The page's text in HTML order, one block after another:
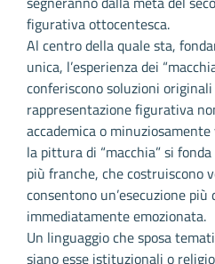
figurativa ottocentesca.
Al centro della quale sta,
unica, l’esperienza dei
conferiscono soluzioni originali
rappresentazione figurativa
accademica o
la pittura di “macchia” si
più franche, che costruiscono
consentono un’esecuzione
immediatamente emozionata.
Un linguaggio che sposa
siano esse istituzionali o